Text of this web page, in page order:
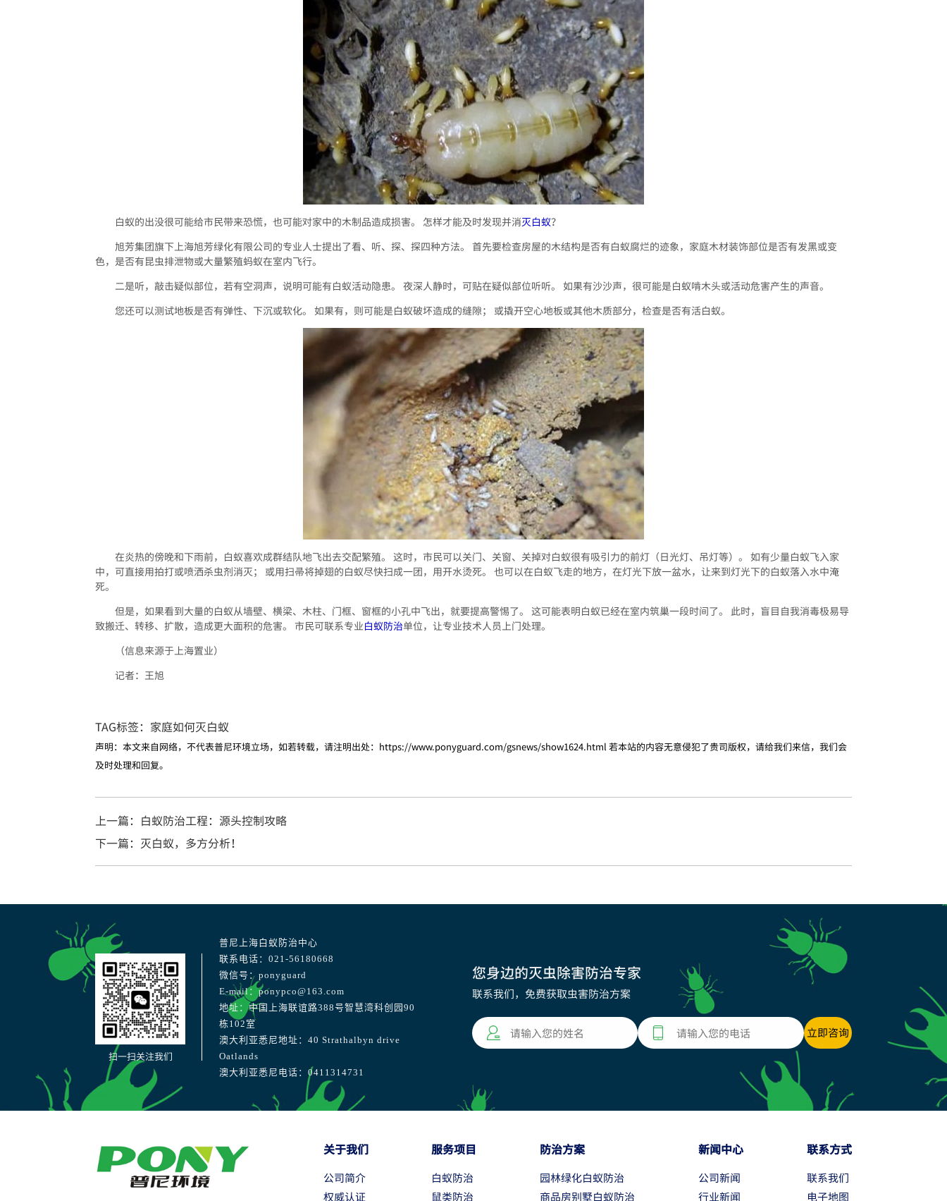
白蚁的出没很可能给市民带来恐慌，也可能对家中的木制品造成损害。 怎样才能及时发现并消灭白蚁？
旭芳集团旗下上海旭芳绿化有限公司的专业人士提出了看、听、探、探四种方法。 首先要检查房屋的木结构是否有白蚁腐烂的迹象，家庭木材装饰部位是否有发黑或变
色，是否有昆虫排泄物或大量繁殖蚂蚁在室内飞行。
二是听，敲击疑似部位，若有空洞声，说明可能有白蚁活动隐患。 夜深人静时，可贴在疑似部位听听。 如果有沙沙声，很可能是白蚁啃木头或活动危害产生的声音。
您还可以测试地板是否有弹性、下沉或软化。 如果有，则可能是白蚁破坏造成的缝隙； 或撬开空心地板或其他木质部分，检查是否有活白蚁。
在炎热的傍晚和下雨前，白蚁喜欢成群结队地飞出去交配繁殖。 这时，市民可以关门、关窗、关掉对白蚁很有吸引力的前灯（日光灯、吊灯等）。 如有少量白蚁飞入家
中，可直接用拍打或喷洒杀虫剂消灭； 或用扫帚将掉翅的白蚁尽快扫成一团，用开水烫死。 也可以在白蚁飞走的地方，在灯光下放一盆水，让来到灯光下的白蚁落入水中淹
死。
但是，如果看到大量的白蚁从墙壁、横梁、木柱、门框、窗框的小孔中飞出，就要提高警惕了。 这可能表明白蚁已经在室内筑巢一段时间了。 此时，盲目自我消毒极易导
致搬迁、转移、扩散，造成更大面积的危害。 市民可联系专业白蚁防治单位，让专业技术人员上门处理。
（信息来源于上海置业）
记者：王旭
TAG标签： 家庭如何灭白蚁
声明：本文来自网络，不代表普尼环境立场，如若转载，请注明出处： https://www.ponyguard.com/gsnews/show1624.html 若本站的内容无意侵犯了贵司版权，请给我们来信，我们会
及时处理和回复。
上一篇：白蚁防治工程：源头控制攻略
下一篇：灭白蚁，多方分析！
扫一扫关注我们
普尼上海白蚁防治中心
联系电话：021-56180668
微信号：ponyguard
E-mail：ponypco@163.com
地址：中国上海联谊路388号智慧湾科创园90
栋102室
澳大利亚悉尼地址：40 Strathalbyn drive
Oatlands
澳大利亚悉尼电话：0411314731
您身边的灭虫除害防治专家
联系我们，免费获取虫害防治方案
关于我们
公司简介
权威认证
服务项目
白蚁防治
鼠类防治
防治方案
园林绿化白蚁防治
商品房别墅白蚁防治
新闻中心
公司新闻
行业新闻
联系方式
联系我们
电子地图